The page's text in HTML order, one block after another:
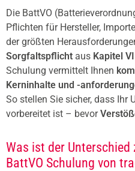
Die BattVO
Pflichten für Hersteller,
der größten
Sorgfaltspflicht aus Kapitel
Schulung vermittelt Ihnen
Kerninhalte und -
So stellen Sie sicher, dass Ihr
vorbereitet ist – bevor
Was ist der Unterschied
BattVO Schulung von